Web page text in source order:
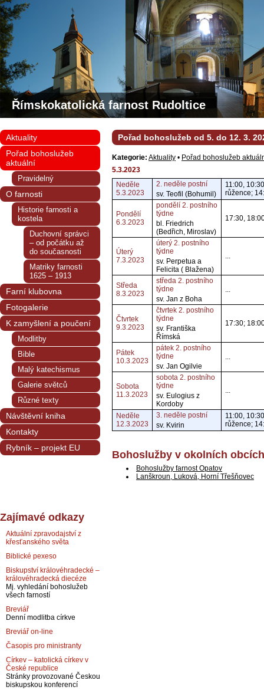
Římskokatolická farnost Rudoltice
Pořad bohoslužeb od 5. do 12. 3.
Kategorie: Aktuality • Pořad bohoslužeb
5.3.2023
Neděle
5.3.2023
2. neděle postní
sv. Teofil (Bohumil)
11:00,
růžence;
Pondělí
6.3.2023
pondělí 2. postního
týdne
bl. Friedrich
(Bedřich, Miroslav)
17:30,
Úterý
7.3.2023
úterý 2. postního
týdne
sv. Perpetua a
Felicita ( Blažena)
...
Středa
8.3.2023
středa 2. postního
týdne
sv. Jan z Boha
...
Čtvrtek
9.3.2023
čtvrtek 2. postního
týdne
sv. Františka
Římská
17:30;
Pátek
10.3.2023
pátek 2. postního
týdne
sv. Jan Ogilvie
...
Sobota
11.3.2023
sobota 2. postního
týdne
sv. Eulogius z
Kordoby
...
Neděle
12.3.2023
3. neděle postní
sv. Kvirin
11:00,
růžence;
Bohoslužby v okolních obcích
Bohoslužby farnost Opatov
Lanškroun, Luková, Horní Třešňovec
Aktuality
Pořad bohoslužeb
aktuální
Pravidelný
O farnosti
Historie farnosti a
kostela
Duchovní správci
– od počátku až
do současnosti
Matriky farnosti
1625 – 1913
Farní klubovna
Fotogalerie
K zamyšlení a poučení
Modlitby
Bible
Malý katechismus
Galerie světců
Různé texty
Návštěvní kniha
Kontakty
Rybník – projekt EU
Zajímavé odkazy
Aktuální zpravodajství z
křesťanského světa
Biblické pexeso
Biskupství královéhradecké –
královéhradecká diecéze
Mj. vyhledání bohoslužeb
všech farností
Breviář
Denní modlitba církve
Breviář on-line
Časopis pro ministranty
Církev – katolická církev v
České republice
Stránky provozované Českou
biskupskou konferencí